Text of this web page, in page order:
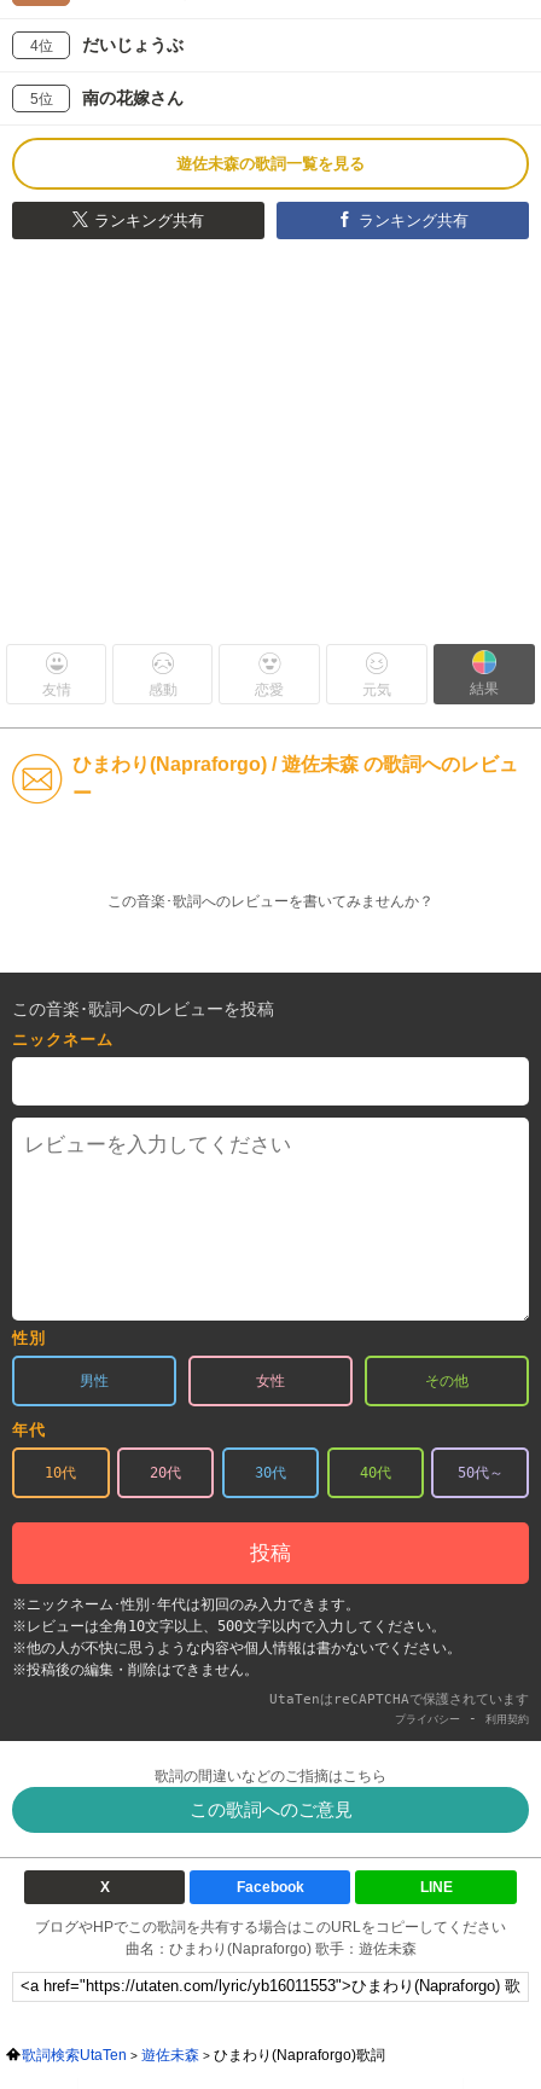
4位 だいじょうぶ
5位 南の花嫁さん
遊佐未森の歌詞一覧を見る
ランキング共有 ランキング共有
友情 感動 恋愛 元気 結果
ひまわり(Napraforgo) / 遊佐未森 の歌詞へのレビュ
ー
この音楽･歌詞へのレビューを書いてみませんか？
この音楽･歌詞へのレビューを投稿
ニックネーム
性別
男性 女性 その他
年代
10代 20代 30代 40代 50代～
投稿
※ニックネーム･性別･年代は初回のみ入力できます。
※レビューは全角10文字以上、500文字以内で入力してください。
※他の人が不快に思うような内容や個人情報は書かないでください。
※投稿後の編集・削除はできません。
UtaTenはreCAPTCHAで保護されています
プライバシー - 利用契約
歌詞の間違いなどのご指摘はこちら
この歌詞へのご意見
X Facebook LINE
ブログやHPでこの歌詞を共有する場合はこのURLをコピーしてください
曲名：ひまわり(Napraforgo) 歌手：遊佐未森
歌詞検索UtaTen 遊佐未森 ひまわり(Napraforgo)歌詞